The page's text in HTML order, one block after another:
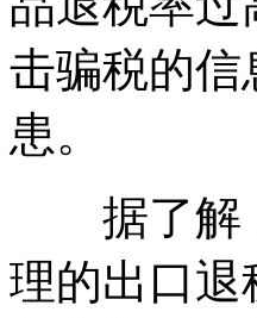
击骗税的信
患。
据了解，
理的出口退